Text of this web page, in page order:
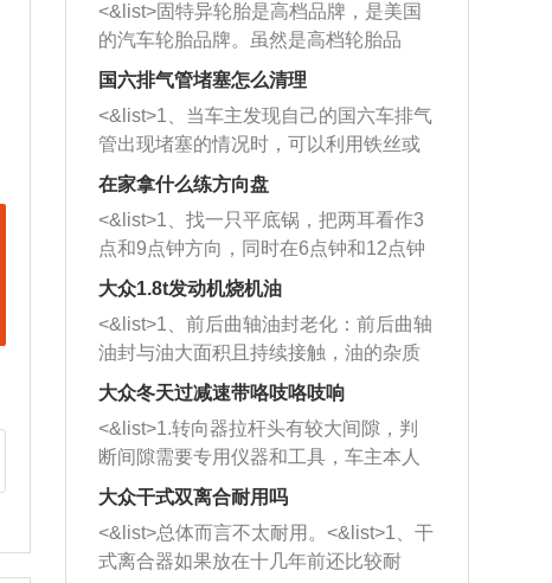
<&list>固特异轮胎是高档品牌，是美国
的汽车轮胎品牌。虽然是高档轮胎品
牌，但是中高低端的轮胎都有生产，这
也是为了更好的开拓市场。
国六排气管堵塞怎么清理
<&list>1、当车主发现自己的国六车排气
管出现堵塞的情况时，可以利用铁丝或
者是细棍，直接将杂物给取出来，如果
堵塞情况比较严重，也可以采取应急措
施。 <&list>2、直接利用木棍将所有的
杂物推到排气管里面的位置处，然后将
三元催化器拆解开，就可以将堵塞的东
西取出来。但如果是因为积碳过多引起
的堵塞，就需要将三元催化器泡在草酸
洗剂对堵塞的情况得到解决，将清洗剂
放在燃油箱中，与燃油混合后，车辆启
动时，就可以和汽油一起进入到燃烧
室，最后形成废气排出，就可以让三元
催化器得到清洗，排气管堵塞的情况就
能够得到解决。
在家拿什么练方向盘
<&list>1、找一只平底锅，把两耳看作3
点和9点钟方向，同时在6点钟和12点钟
方向做一个标记。 <&list>2、双手握住
一圈半的练习，往右同样也要打相同的
圈数。 <&list>3、最后强调要反复练
习，这样就可以形成肌肉记忆，在真实
驾驶车辆时，不需要记忆也能打好方
向。
大众1.8t发动机烧机油
<&list>1、前后曲轴油封老化：前后曲轴
油封与油大面积且持续接触，油的杂质
和发动机内持续温度变化使其密封效果
逐渐减弱，导致渗油或漏油。<&list>2、
活塞间隙过大：积碳会使活塞环与缸体
的间隙扩大，导致机油流入燃烧室中，
造成烧机油。<&list>3、机油粘度。使用
机油粘度过小的话，同样会有烧机油现
象，机油粘度过小具有很好的流动性，
大众冬天过减速带咯吱咯吱响
<&list>1.转向器拉杆头有较大间隙，判
断间隙需要专用仪器和工具，车主本人
无法制作，需要将车辆送到修理厂或4s
店；<&list>2.车辆半轴套管防尘罩破
裂，破裂后会出现漏油现象，使半轴磨
损严重，磨损的半轴容易损坏，产生异
大众干式双离合耐用吗
<&list>总体而言不太耐用。<&list>1、干
式离合器如果放在十几年前还比较耐